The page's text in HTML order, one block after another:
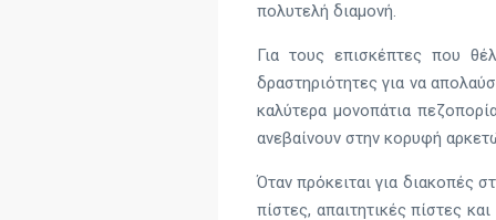
πολυτελή διαμονή.
Για τους επισκέπτες που
δραστηριότητες για να
καλύτερα μονοπάτια
ανεβαίνουν στην κορυφή
Όταν πρόκειται για διακοπές
πίστες, απαιτητικές πίστες